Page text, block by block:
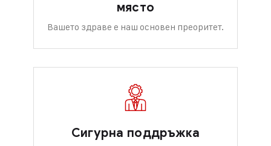
място
Вашето здраве е наш основен преоритет.
Сигурна поддръжка